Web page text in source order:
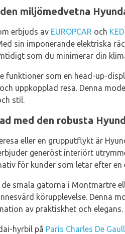
miljömedvetna
erbjuds av EUROPCAR och
sin imponerande elektriska
som du minimerar din
funktioner som en head-up-
uppkopplad resa. Denna
stil.
med den robusta
eller en grupputflykt är
generöst interiört
för kunder som letar efter en
smala gatorna i Montmartre
körupplevelse. Denna
av praktiskhet och elegans.
hyrbil på Paris Charles De